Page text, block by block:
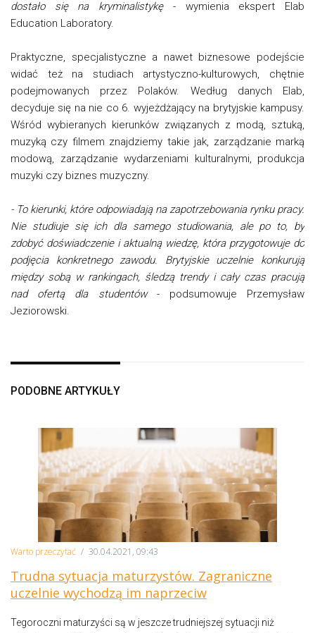
dostało się na kryminalistykę- wymienia ekspert Elab
Education Laboratory.
Praktyczne, specjalistyczne a nawet biznesowe podejście
widać też na studiach artystyczno-kulturowych, chętnie
podejmowanych przez Polaków. Według danych Elab,
decyduje się na nie co 6. wyjeżdżający na brytyjskie kampusy.
Wśród wybieranych kierunków związanych z modą, sztuką,
muzyką czy filmem znajdziemy takie jak, zarządzanie marką
modową, zarządzanie wydarzeniami kulturalnymi, produkcja
muzyki czy biznes muzyczny.
- To kierunki, które odpowiadają na zapotrzebowania rynku pracy.
Nie studiuje się ich dla samego studiowania, ale po to, by
zdobyć doświadczenie i aktualną wiedzę, która przygotowuje do
podjęcia konkretnego zawodu. Brytyjskie uczelnie konkurują
między sobą w rankingach, śledzą trendy i cały czas pracują
nad ofertą dla studentów- podsumowuje Przemysław
Jeziorowski.
PODOBNE ARTYKUŁY
Warto przeczytać / 30.04.2021, 09:43
Trudna sytuacja maturzystów. Zagraniczne
uczelnie wychodzą im naprzeciw
Tegoroczni maturzyści są w jeszcze trudniejszej sytuacji niż